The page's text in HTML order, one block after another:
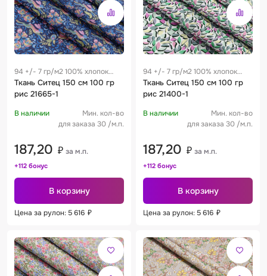
94 +/- 7 гр/м2 100% хлопок
0.28 м
Ткань Ситец 150 см 100 гр
рис 21665-1
В наличии
Мин. кол-во
для заказа 30 /м.п.
187,20 ₽ за м.п.
+112 бонус
В корзину
Цена за рулон: 5 616 ₽
94 +/- 7 гр/м2 100% хлопок
0.28 м
Ткань Ситец 150 см 100 гр
рис 21400-1
В наличии
Мин. кол-во
для заказа 30 /м.п.
187,20 ₽ за м.п.
+112 бонус
В корзину
Цена за рулон: 5 616 ₽